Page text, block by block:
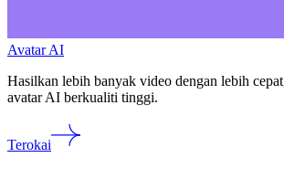
Avatar AI
Hasilkan lebih banyak video dengan lebih
avatar AI berkualiti tinggi.
Terokai